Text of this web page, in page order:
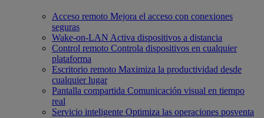
Acceso remoto Mejora el acceso con conexiones
seguras
Wake-on-LAN Activa dispositivos a distancia
Control remoto Controla dispositivos en cualquier
plataforma
Escritorio remoto Maximiza la productividad desde
cualquier lugar
Pantalla compartida Comunicación visual en tiempo
real
Servicio inteligente Optimiza las operaciones posventa